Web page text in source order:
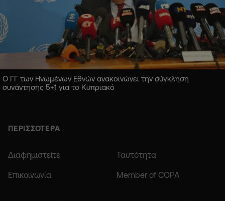
Ο ΓΓ των Ηνωμένων Εθνών ανακοινώνει την σύγκληση
συνάντησης 5+1 για το Κυπριακό
ΠΕΡΙΣΣΟΤΕΡΑ
Διαφημιστείτε Ταυτότητα
Επικοινωνία Member of COPA